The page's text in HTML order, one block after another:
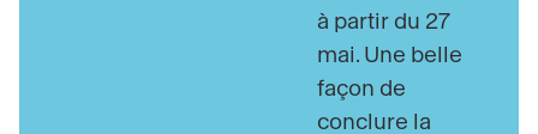
à partir du 27
mai. Une belle
façon de
conclure la